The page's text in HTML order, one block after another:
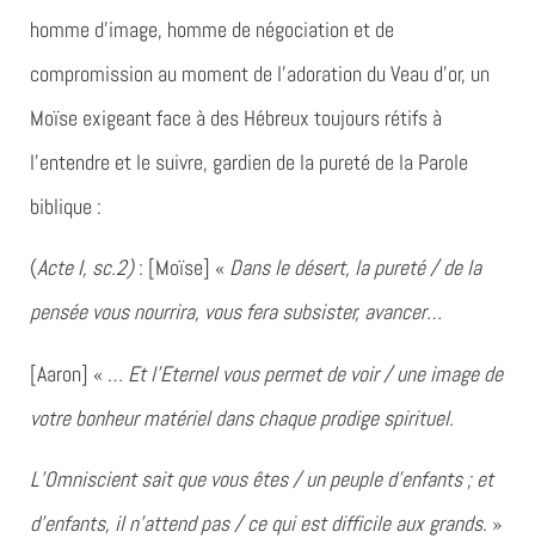
homme d’image, homme de négociation et de
compromission au moment de l’adoration du Veau d’or, un
Moïse exigeant face à des Hébreux toujours rétifs à
l’entendre et le suivre, gardien de la pureté de la Parole
biblique :
(Acte I, sc.2): [Moïse] « Dans le désert, la pureté / de la
pensée vous nourrira, vous fera subsister, avancer…
[Aaron] « … Et l’Eternel vous permet de voir / une image de
votre bonheur matériel dans chaque prodige spirituel.
L’Omniscient sait que vous êtes / un peuple d’enfants ; et
d’enfants, il n’attend pas / ce qui est difficile aux grands. »